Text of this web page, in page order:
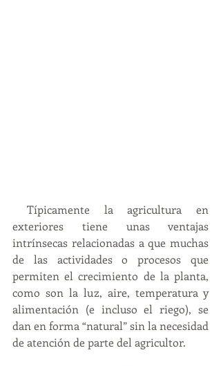
exteriores tiene unas ventajas
intrínsecas relacionadas a que muchas
de las actividades o procesos que
permiten el crecimiento de la planta,
como son la luz, aire, temperatura y
alimentación (e incluso el riego), se
dan en forma “natural” sin la necesidad
de atención de parte del agricultor.